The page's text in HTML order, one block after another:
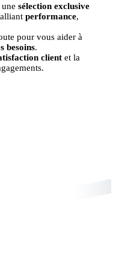
sélection exclusive
performance,
pour vous aider à
besoins.
client et la